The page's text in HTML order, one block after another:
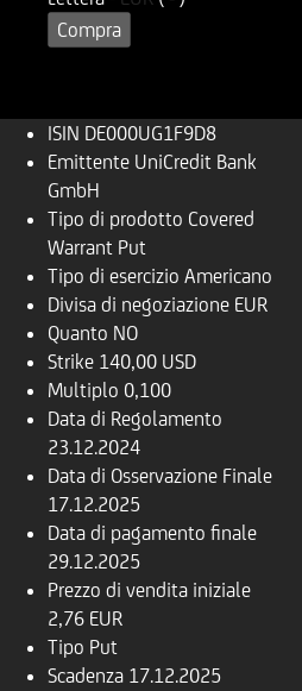
Compra
ISIN DE000UG1F9D8
Emittente UniCredit Bank
GmbH
Tipo di prodotto Covered
Warrant Put
Tipo di esercizio Americano
Divisa di negoziazione EUR
Quanto NO
Strike 140,00 USD
Multiplo 0,100
Data di Regolamento
23.12.2024
Data di Osservazione Finale
17.12.2025
Data di pagamento finale
29.12.2025
Prezzo di vendita iniziale
2,76 EUR
Tipo Put
Scadenza 17.12.2025